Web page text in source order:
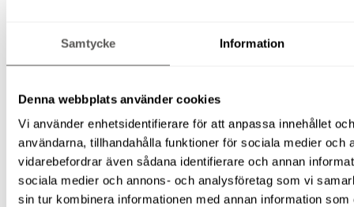
Samtycke Information
Denna webbplats använder cookies
Vi använder enhetsidentifierare för att anpassa innehållet
användarna, tillhandahålla funktioner för sociala medier och
vidarebefordrar även sådana identifierare och annan
sociala medier och annons- och analysföretag som vi
sin tur kombinera informationen med annan information som
Vi samarbetar med externa transportörer vid behov.
Rätt försäkringar:
Givetvis har vi alla försäkringar och som
behövs. Det är ett av de krav vi uppfyller för att få vara en del
Inget krångel – bara enkel uthyrning:
smidig uthyrningsprocess och konkurrenskraftiga priser gör
att du kan fokusera på ditt arbete istället för att hantera
maskinproblem.